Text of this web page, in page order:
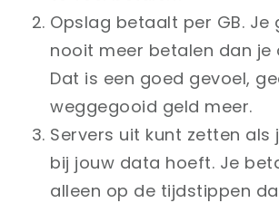
Opslag betaalt per GB. Je
nooit meer betalen dan je
Dat is een goed gevoel,
weggegooid geld meer.
Servers uit kunt zetten als
bij jouw data hoeft. Je
alleen op de tijdstippen